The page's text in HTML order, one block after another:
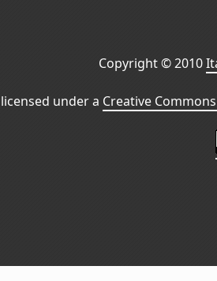
Copyright © 2010
under a Creative